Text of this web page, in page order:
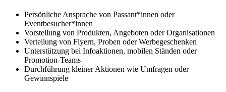
Persönliche Ansprache von Passant*innen oder
Eventbesucher*innen
Vorstellung von Produkten, Angeboten oder Organisationen
Verteilung von Flyern, Proben oder Werbegeschenken
Unterstützung bei Infoaktionen, mobilen Ständen oder
Promotion-Teams
Durchführung kleiner Aktionen wie Umfragen oder
Gewinnspiele